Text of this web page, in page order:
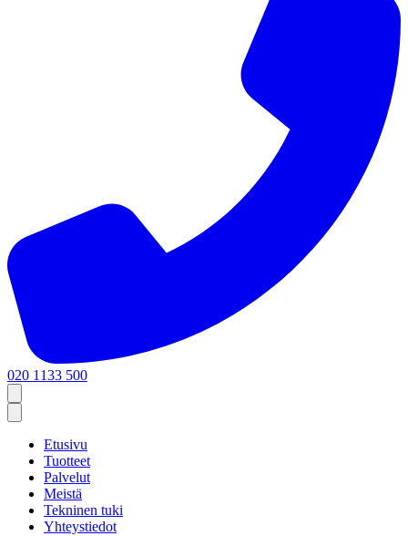
020 1133 500
Etusivu
Tuotteet
Palvelut
Meistä
Tekninen tuki
Yhteystiedot